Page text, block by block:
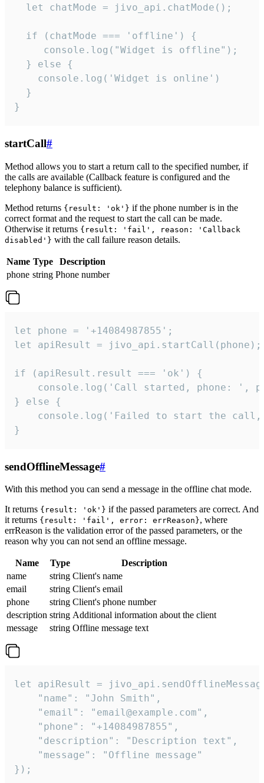
  let chatMode = jivo_api.chatMode();
  if (chatMode === 'offline') {
     console.log("Widget is offline");
  } else {
    console.log('Widget is online')
  }
}
startCall#
Method allows you to start a return call to the specified number, if
the calls are available (Callback feature is configured and the
telephony balance is sufficient).
Method returns {result: 'ok'} if the phone number is in the
correct format and the request to start the call can be made.
Otherwise it returns {result: 'fail', reason: 'Callback
disabled'} with the call failure reason details.
Name Type
Description
phone string Phone number
let phone = '+14084987855';
let apiResult = jivo_api.startCall(phone);
if (apiResult.result === 'ok') {
console.log('Call started, phone: ',
} else {
console.log('Failed to start the
}
sendOfflineMessage#
With this method you can send a message in the offline chat mode.
It returns {result: 'ok'} if the passed parameters are correct. And
it returns {result: 'fail', error: errReason}, where
errReason is the validation error of the passed parameters, or the
reason why you can not send an offline message.
Name Type
Description
name
string Client's name
email
string Client's email
phone
string Client's phone number
description string Additional information about the client
message
string Offline message text
let apiResult =
    "name": "John Smith",
    "email": "email@example.com",
    "phone": "+14084987855",
    "description": "Description text",
    "message": "Offline message"
});